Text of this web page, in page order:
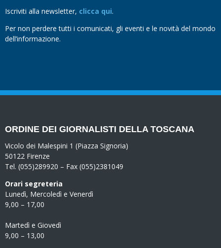
Iscriviti alla newsletter, clicca qui.
Per non perdere tutti i comunicati, gli eventi e le novità del mondo
dell’informazione.
ORDINE DEI GIORNALISTI DELLA TOSCANA
Vicolo dei Malespini 1 (Piazza Signoria)
50122 Firenze
Tel. (055)289920 – Fax (055)2381049
Orari segreteria
Lunedì, Mercoledì e Venerdì
9,00 – 17,00
Martedì e Giovedì
9,00 – 13,00